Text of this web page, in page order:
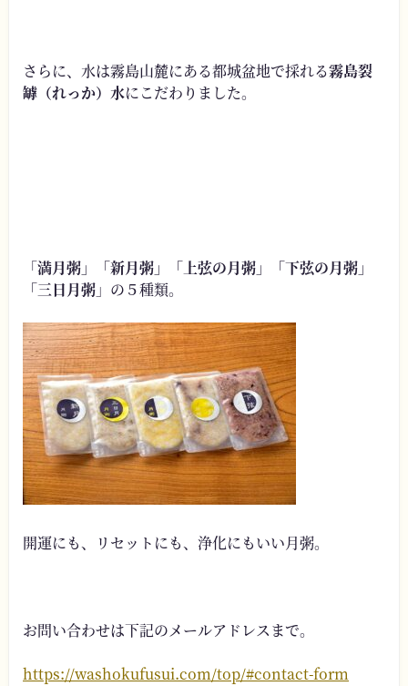
さらに、水は霧島山麓にある都城盆地で採れる霧島裂
罅（れっか）水にこだわりました。
「満月粥」「新月粥」「上弦の月粥」「下弦の月粥」
「三日月粥 」の５種類。
開運にも、リセットにも、浄化にもいい月粥。
お問い合わせは下記のメールアドレスまで。
https://washokufusui.com/top/#contact-form